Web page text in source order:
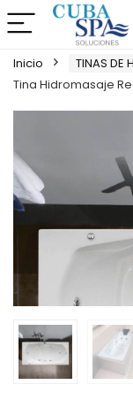
Inicio TINAS DE
Tina Hidromasaje